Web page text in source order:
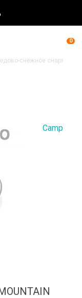
0
снежное
Camp